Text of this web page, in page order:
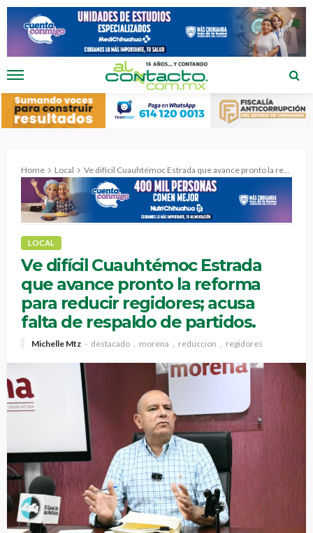
Home Local Ve difícil Cuauhtémoc Estrada que avance pronto la reforma para reducir regidores; acusa falta de respaldo de partidos.
LOCAL
Ve difícil Cuauhtémoc Estrada
que avance pronto la reforma
para reducir regidores; acusa
falta de respaldo de partidos.
Michelle Mtz destacado morena reduccion regidores